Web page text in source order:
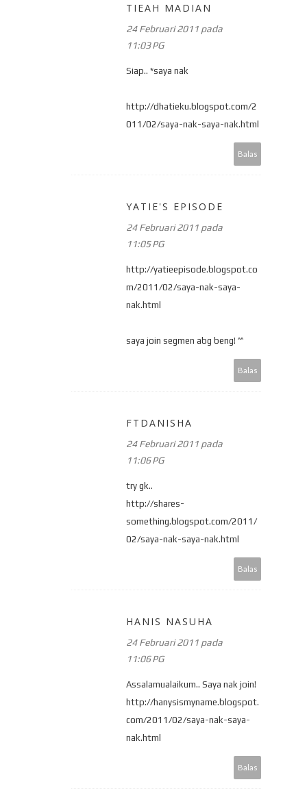
TIEAH MADIAN
24 Februari 2011 pada
11:03 PG
Siap.. *saya nak
http://dhatieku.blogspot.com/2
011/02/saya-nak-saya-nak.html
Balas
YATIE'S EPISODE
24 Februari 2011 pada
11:05 PG
http://yatieepisode.blogspot.co
m/2011/02/saya-nak-saya-
nak.html
saya join segmen abg beng! ^^
Balas
FTDANISHA
24 Februari 2011 pada
11:06 PG
try gk..
http://shares-
something.blogspot.com/2011/
02/saya-nak-saya-nak.html
Balas
HANIS NASUHA
24 Februari 2011 pada
11:06 PG
Assalamualaikum.. Saya nak join!
http://hanysismyname.blogspot.
com/2011/02/saya-nak-saya-
nak.html
Balas